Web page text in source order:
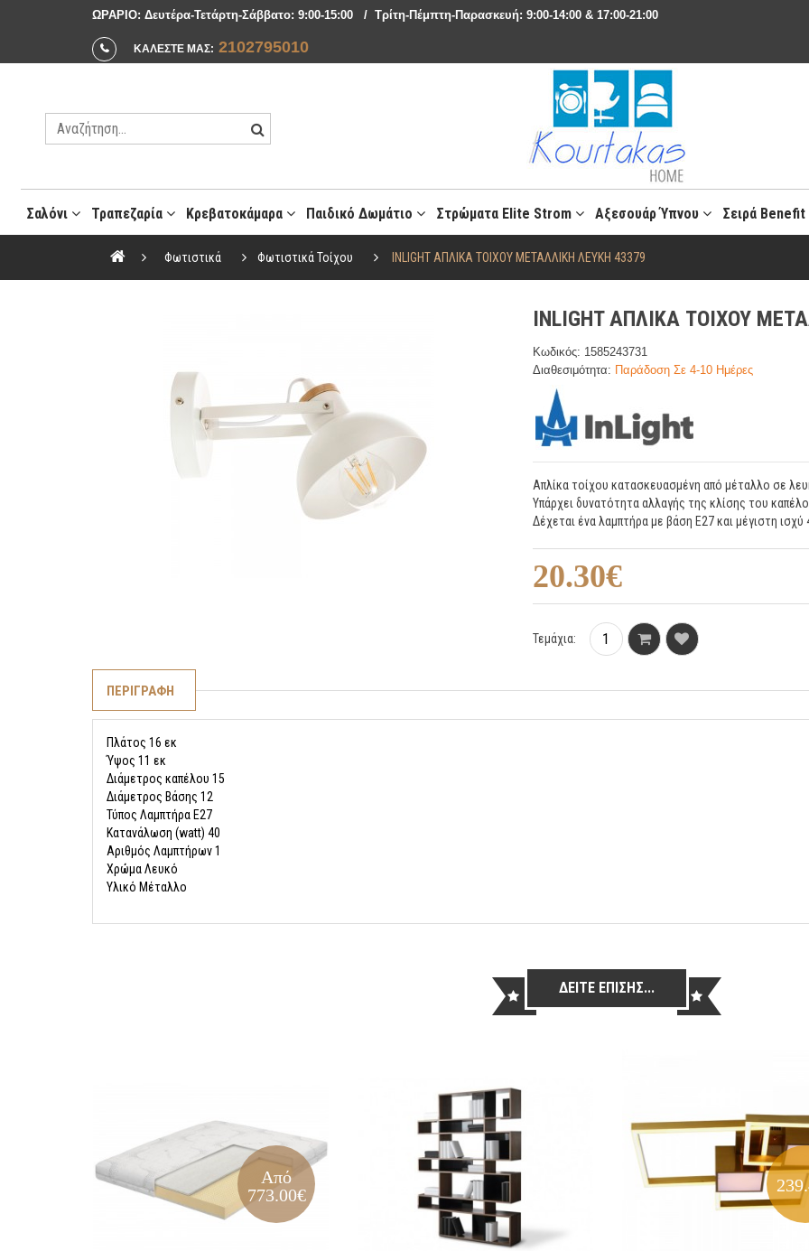
ΩΡΑΡΙΟ: Δευτέρα-Τετάρτη-Σάββατο: 9:00-15:00 / Tρίτη-Πέμπτη-Παρασκευή: 9:00-14:00 & 17:00-21:00
ΚΑΛΕΣΤΕ ΜΑΣ: 2102795010
Σαλόνι Τραπεζαρία Κρεβατοκάμαρα Παιδικό Δωμάτιο Στρώματα Elite Strom Αξεσουάρ Ύπνου Σειρά Benefit
Φωτιστικά Φωτιστικά Τοίχου INLIGHT ΑΠΛΙΚΑ ΤΟΙΧΟΥ ΜΕΤΑΛΛΙΚΗ ΛΕΥΚΗ 43379
INLIGHT ΑΠΛΙΚΑ ΤΟΙΧΟΥ
Κωδικός: 1585243731
Διαθεσιμότητα: Παράδοση Σε 4-10 Ημέρες
Απλίκα τοίχου κατασκευασμένη από μέταλλο σε
Υπάρχει δυνατότητα αλλαγής της κλίσης του
Δέχεται ένα λαμπτήρα με βάση E27 και μέγιστη ισχύ
20.30€
Τεμάχια:
ΠΕΡΙΓΡΑΦΗ
Πλάτος 16 εκ
Ύψος 11 εκ
Διάμετρος καπέλου 15
Διάμετρος Βάσης 12
Τύπος Λαμπτήρα E27
Κατανάλωση (watt) 40
Αριθμός Λαμπτήρων 1
Χρώμα Λευκό
Υλικό Μέταλλο
ΔΕΙΤΕ ΕΠΙΣΗΣ...
Από
773.00€